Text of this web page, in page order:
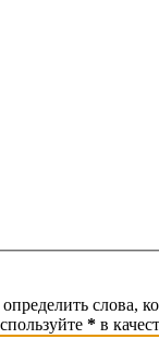
слова,
* в